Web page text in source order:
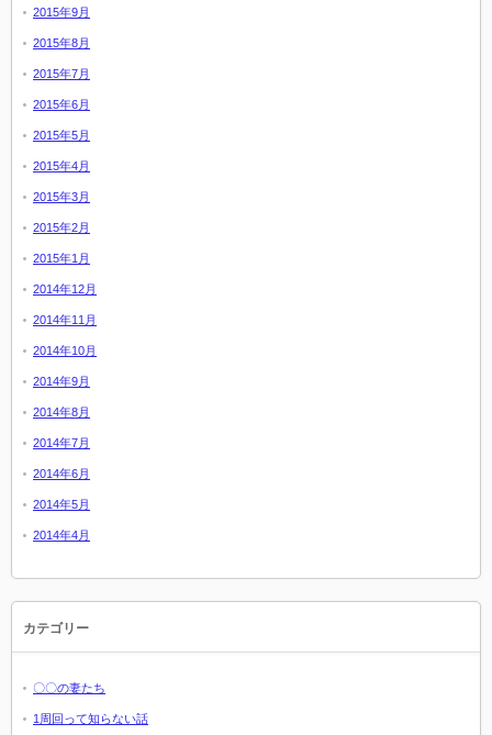
2015年9月
2015年8月
2015年7月
2015年6月
2015年5月
2015年4月
2015年3月
2015年2月
2015年1月
2014年12月
2014年11月
2014年10月
2014年9月
2014年8月
2014年7月
2014年6月
2014年5月
2014年4月
カテゴリー
〇〇の妻たち
1周回って知らない話